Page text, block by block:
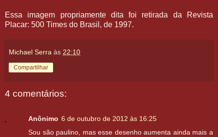
Essa imagem propriamente dita foi retirada da Revista
Placar: 500 Times do Brasil, de 1997.
Michael Serra às 22:10
Compartilhar
4 comentários:
Anônimo 6 de outubro de 2012 às 16:25
Sou são paulino, mas esse desenho aumenta ainda mais a